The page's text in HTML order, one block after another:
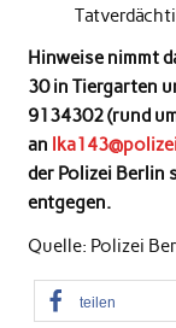
Hinweise nimmt
30 in Tiergarten
9134302 (rund
an
der Polizei Berlin
entgegen.
Quelle: Polizei
teilen